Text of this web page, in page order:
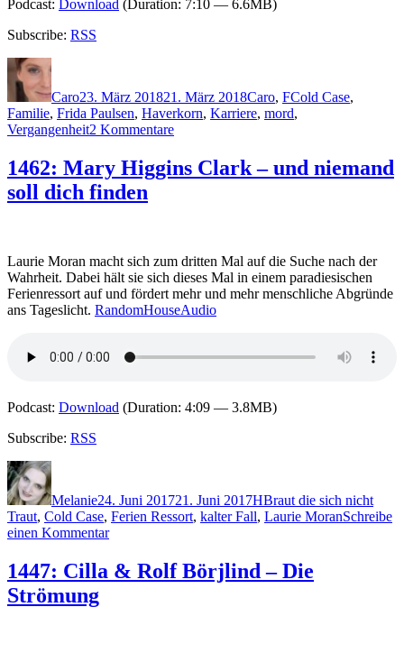
Podcast: Download (Duration: 7:10 — 6.6MB)
Subscribe: RSS
Autor
Caro23. März 201821. März 2018Caro, FCold Case,
Familie, Frida Paulsen, Haverkorn, Karriere, mord,
Vergangenheit2 Kommentarezu
Romy
Fölck
1462: Mary Higgins Clark – und niemand
soll dich finden
Laurie Moran macht sich zum dritten Mal auf die Suche nach der
Wahrheit. Dabei hält sie sich dieses Mal in einem paradiesischen
Ferienressort auf und fördert mehr und mehr menschliche Abgründe
ans Tageslicht. RandomHouseAudio
Podcast: Download (Duration: 4:09 — 3.8MB)
Subscribe: RSS
Autor
Melanie24. Juni 201721. Juni 2017HBraut die sich nicht
Traut, Cold Case, Ferien Ressort, kalter Fall, Laurie MoranSchreibe
einen Kommentarzu
Mary
Higgins
1447: Cilla & Rolf Börjlind – Die
Strömung